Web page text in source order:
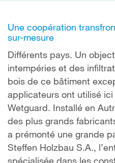
Une coopération
sur-mesure
Différents pays. Un
intempéries et des
bois de ce bâtiment
applicateurs ont utilisé
Wetguard. Installé en
des plus grands
a prémonté une grande
Steffen Holzbau S.A.,
spécialisée dans les